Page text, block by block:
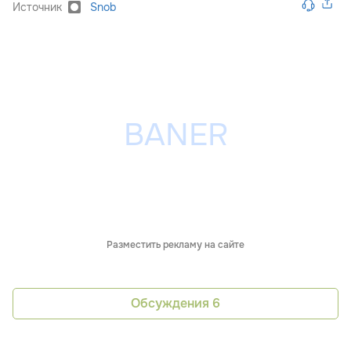
Источник Snob
Разместить рекламу на сайте
Обсуждения 6